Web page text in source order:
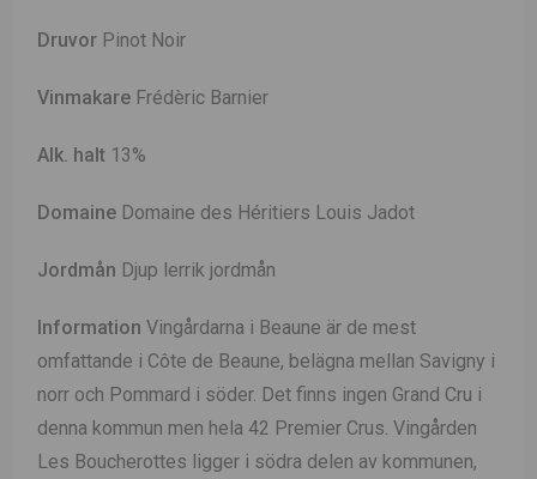
Druvor Pinot Noir
Vinmakare Frédèric Barnier
Alk. halt 13%
Domaine Domaine des Héritiers Louis Jadot
Jordmån Djup lerrik jordmån
Information Vingårdarna i Beaune är de mest
omfattande i Côte de Beaune, belägna mellan Savigny i
norr och Pommard i söder. Det finns ingen Grand Cru i
denna kommun men hela 42 Premier Crus. Vingården
Les Boucherottes ligger i södra delen av kommunen,